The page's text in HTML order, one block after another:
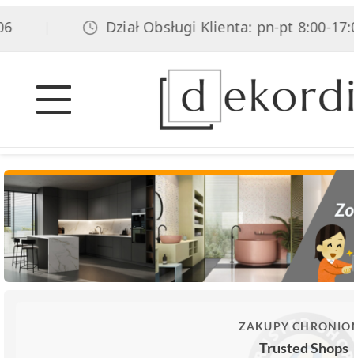
Dział Obsługi Klienta: pn-pt 8:00-17:00,
ZAKUPY
Trusted Shops